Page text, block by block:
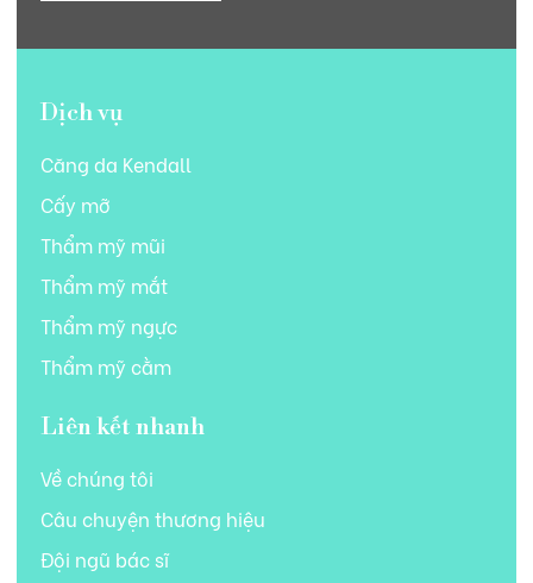
Dịch vụ
Căng da Kendall
Cấy mỡ
Thẩm mỹ mũi
Thẩm mỹ mắt
Thẩm mỹ ngực
Thẩm mỹ cằm
Liên kết nhanh
Về chúng tôi
Câu chuyện thương hiệu
Đội ngũ bác sĩ